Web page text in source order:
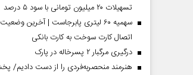
تسهیلات ۲۰ میلیون تومانی با سود ۵ درصد
سهمیه ۶۰ لیتری پابرجاست | آخرین وضعیت
اتصال کارت سوخت به کارت بانکی
درگیری مرگبار ۲ پسرخاله در پارک